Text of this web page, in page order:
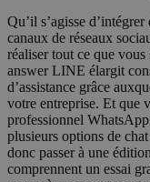
Qu’il s’agisse
canaux de réseaux
réaliser tout ce que
answer LINE élargit
d’assistance grâce
votre entreprise. Et que
professionnel
plusieurs options de
donc passer à une
comprennent un essai